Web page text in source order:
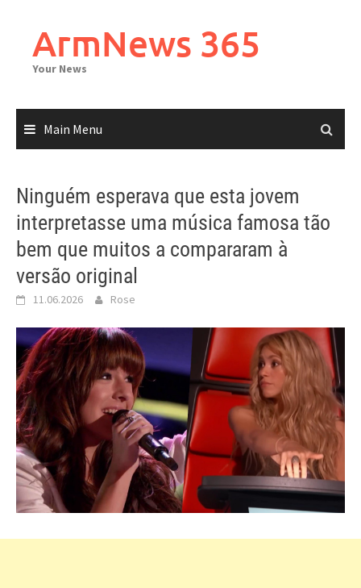
contentArmNews 365
Your News
Main Menu
Ninguém esperava que esta jovem
interpretasse uma música famosa tão
bem que muitos a compararam à
versão original
11.06.2026 Rose